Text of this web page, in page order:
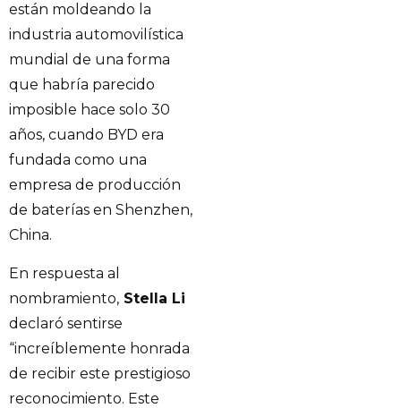
están moldeando la
industria automovilística
mundial de una forma
que habría parecido
imposible hace solo 30
años, cuando BYD era
fundada como una
empresa de producción
de baterías en Shenzhen,
China.
En respuesta al
nombramiento, Stella Li
declaró sentirse
“increíblemente honrada
de recibir este prestigioso
reconocimiento. Este